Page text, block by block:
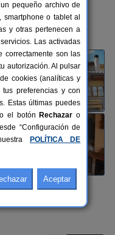
de Ávila
pequeño archivo de
o tablet al
y otras pertenecen a
Las activadas
correctamente son las
autorización. Al pulsar
cookies (analíticas y
tus preferencias y con
Estas últimas puedes
el botón Rechazar o
“Configuración de
POLÍTICA DE